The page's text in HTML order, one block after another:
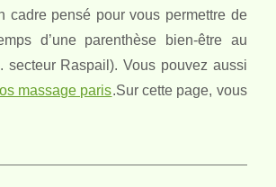
cadre pensé pour vous permettre de
d’une parenthèse bien-être au
Raspail). Vous pouvez aussi
massage paris.Sur cette page, vous